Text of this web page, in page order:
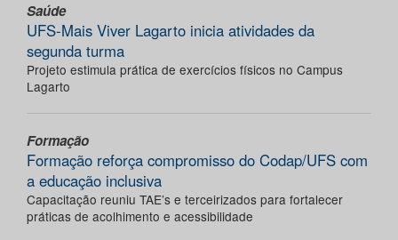
Saúde
UFS-Mais Viver Lagarto inicia atividades da
segunda turma
Projeto estimula prática de exercícios físicos no Campus
Lagarto
Formação
Formação reforça compromisso do Codap/UFS com
a educação inclusiva
Capacitação reuniu TAE’s e terceirizados para fortalecer
práticas de acolhimento e acessibilidade